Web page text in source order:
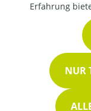
Erfahrung
NUR